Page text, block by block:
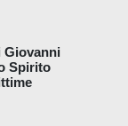
il
di
Giovanni
Spirito